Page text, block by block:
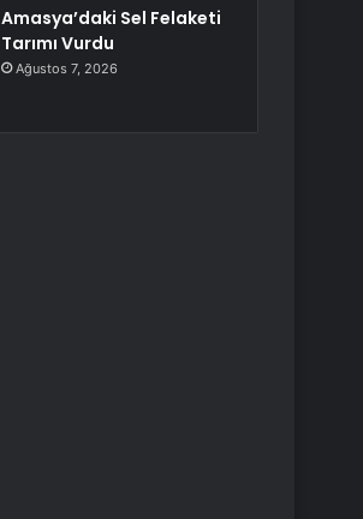
Amasya’daki Sel Felaketi
Tarımı Vurdu
Ağustos 7, 2026